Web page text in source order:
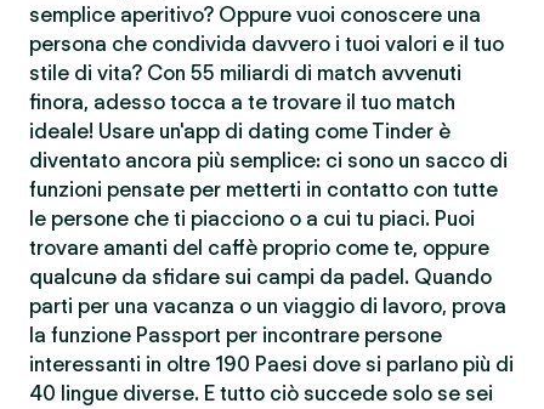
semplice aperitivo? Oppure vuoi conoscere una
persona che condivida davvero i tuoi valori e il tuo
stile di vita? Con 55 miliardi di match avvenuti
finora, adesso tocca a te trovare il tuo match
ideale! Usare un'app di dating come Tinder è
diventato ancora più semplice: ci sono un sacco di
funzioni pensate per metterti in contatto con tutte
le persone che ti piacciono o a cui tu piaci. Puoi
trovare amanti del caffè proprio come te, oppure
qualcunə da sfidare sui campi da padel. Quando
parti per una vacanza o un viaggio di lavoro, prova
la funzione Passport per incontrare persone
interessanti in oltre 190 Paesi dove si parlano più di
40 lingue diverse. E tutto ciò succede solo se sei